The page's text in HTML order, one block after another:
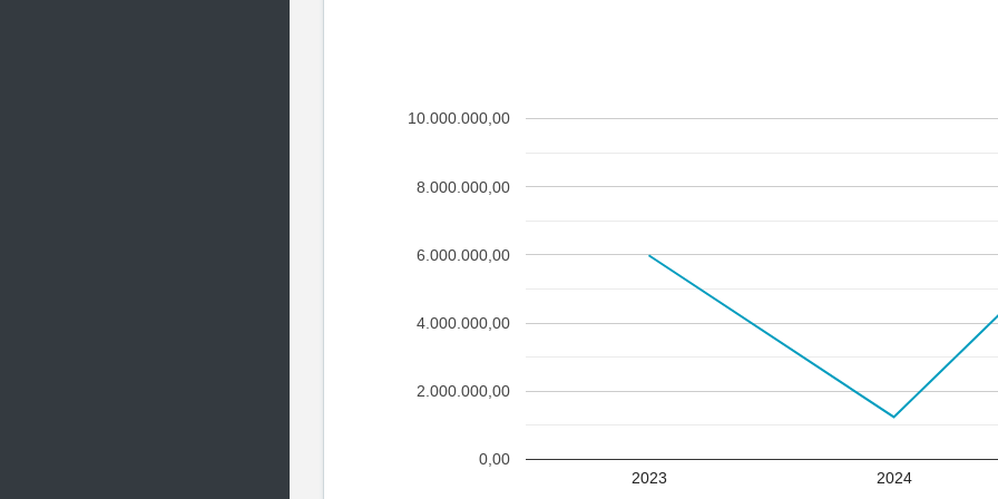
2023 2024
0,00
2.000.000,00
4.000.000,00
6.000.000,00
8.000.000,00
10.000.000,00